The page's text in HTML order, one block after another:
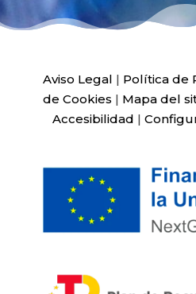
Aviso Legal | Política de
de Cookies | Mapa del
Accesibilidad |